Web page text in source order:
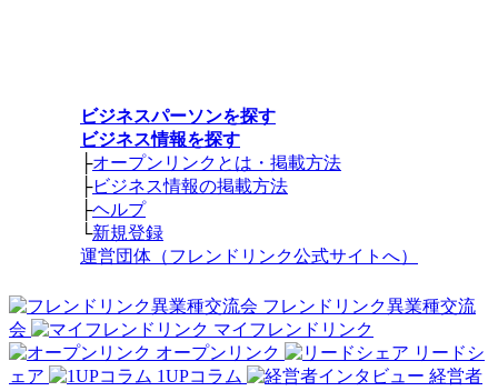
ビジネスパーソンを探す
ビジネス情報を探す
├オープンリンクとは・掲載方法
├ビジネス情報の掲載方法
├ヘルプ
└新規登録
運営団体（フレンドリンク公式サイトへ）
フレンドリンク異業種交流
会
マイフレンドリンク
オープンリンク
リードシ
ェア
1UPコラム
経営者